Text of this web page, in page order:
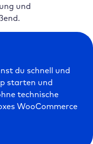
und
du schnell und
starten und
technische
WooCommerce